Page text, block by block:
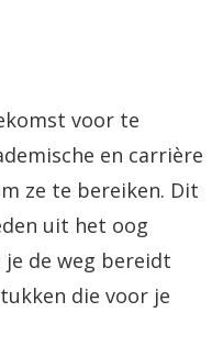
voor te
en carrière
ze te bereiken. Dit
uit het oog
de weg bereidt
die voor je